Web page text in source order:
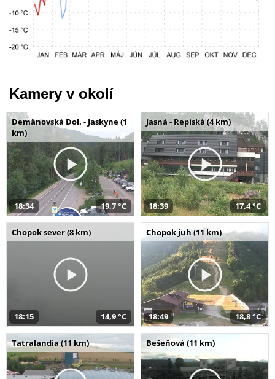
Kamery v okolí
Demänovská Dol. - Jaskyne (1
km)
18:34 19,7 °C
Jasná - Repiská (4 km)
18:39 17,4 °C
Chopok sever (8 km)
18:15 14,9 °C
Chopok juh (11 km)
18:49 18,8 °C
Tatralandia (11 km) Bešeňová (11 km)